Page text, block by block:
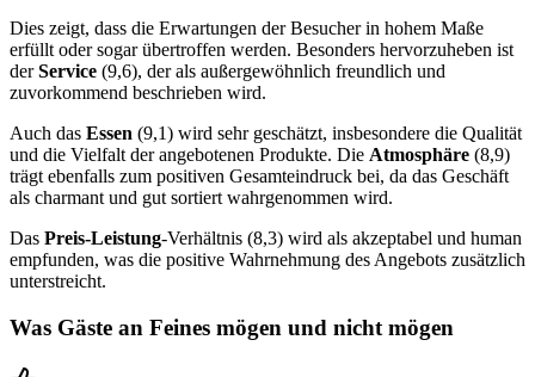
Dies zeigt, dass die Erwartungen der Besucher in hohem Maße
erfüllt oder sogar übertroffen werden. Besonders hervorzuheben ist
derService (9,6), der als außergewöhnlich freundlich und
zuvorkommend beschrieben wird.
Auch das Essen (9,1) wird sehr geschätzt, insbesondere die Qualität
und die Vielfalt der angebotenen Produkte. Die Atmosphäre (8,9)
trägt ebenfalls zum positiven Gesamteindruck bei, da das Geschäft
als charmant und gut sortiert wahrgenommen wird.
Das Preis-Leistung-Verhältnis (8,3) wird als akzeptabel und human
empfunden, was die positive Wahrnehmung des Angebots zusätzlich
unterstreicht.
Was Gäste an Feines mögen und nicht mögen